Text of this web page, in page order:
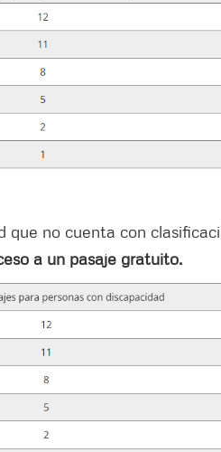
que no cuenta con
a un pasaje gratuito.